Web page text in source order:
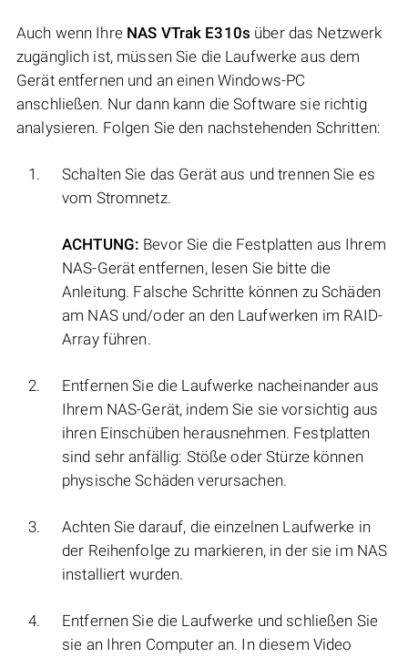
Auch wenn Ihre NAS VTrak E310s über das Netzwerk
zugänglich ist, müssen Sie die Laufwerke aus dem
Gerät entfernen und an einen Windows-PC
anschließen. Nur dann kann die Software sie richtig
analysieren. Folgen Sie den nachstehenden Schritten:
Schalten Sie das Gerät aus und trennen Sie es
vom Stromnetz.
ACHTUNG: Bevor Sie die Festplatten aus Ihrem
NAS-Gerät entfernen, lesen Sie bitte die
Anleitung. Falsche Schritte können zu Schäden
am NAS und/oder an den Laufwerken im RAID-
Array führen.
Entfernen Sie die Laufwerke nacheinander aus
Ihrem NAS-Gerät, indem Sie sie vorsichtig aus
ihren Einschüben herausnehmen. Festplatten
sind sehr anfällig: Stöße oder Stürze können
physische Schäden verursachen.
Achten Sie darauf, die einzelnen Laufwerke in
der Reihenfolge zu markieren, in der sie im NAS
installiert wurden.
Entfernen Sie die Laufwerke und schließen Sie
sie an Ihren Computer an. In diesem Video